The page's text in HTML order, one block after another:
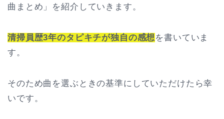
曲まとめ」を紹介していきます。
清掃員歴3年のタピキチが独自の感想を書いていま
す。
そのため曲を選ぶときの基準にしていただけたら幸
いです。